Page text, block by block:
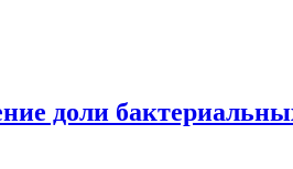
доли